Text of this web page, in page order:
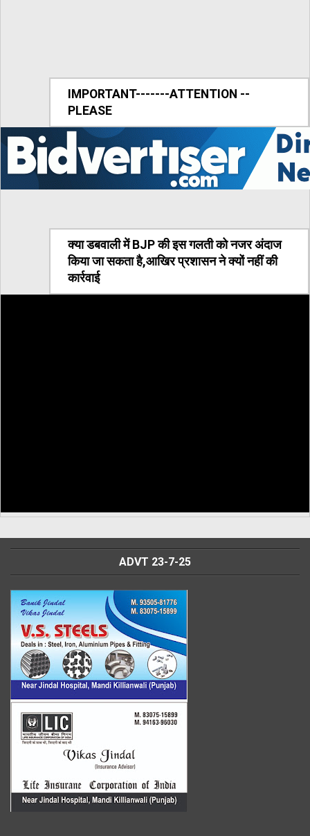
IMPORTANT-------ATTENTION --
PLEASE
क्या डबवाली में BJP की इस गलती को नजर अंदाज
किया जा सकता है,आखिर प्रशासन ने क्यों नहीं की
कार्रवाई
ADVT 23-7-25